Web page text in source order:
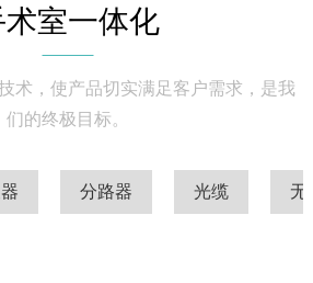
术室一体化
术，使产品切实满足客户需求，是我
们的终极目标。
分路器 光缆 无